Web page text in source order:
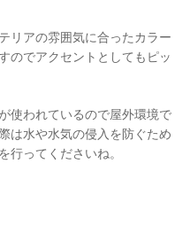
リアの雰囲気に合ったカラー
のでアクセントとしてもピッ
使われているので屋外環境で
は水や水気の侵入を防ぐため
行ってくださいね。